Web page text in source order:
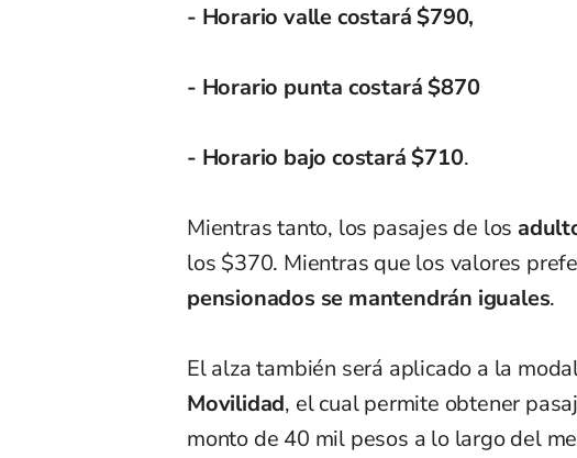
- Horario valle costará $790,
- Horario punta costará $870
- Horario bajo costará $710.
Mientras tanto, los pasajes de los
los $370. Mientras que los valores
pensionados se mantendrán iguales.
El alza también será aplicado a la
Movilidad, el cual permite obtener
monto de 40 mil pesos a lo largo del